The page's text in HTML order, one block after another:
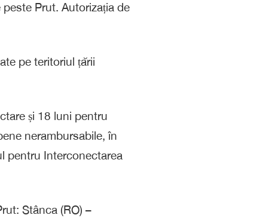
Prut. Autorizația de
pe teritoriul țării
și 18 luni pentru
nerambursabile, în
pentru Interconectarea
Stânca (RO) –